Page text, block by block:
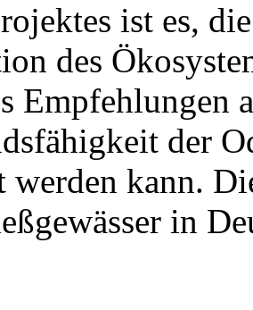
ist es,
des
Empfehlungen
der
werden kann.
in